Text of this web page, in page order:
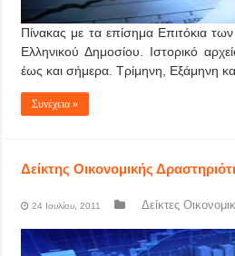
Πίνακας με τα επίσημα Επιτόκια
Ελληνικού Δημοσίου. Ιστορικό
έως και σήμερα. Τρίμηνη, Εξάμηνη
Συνέχεια »
Δείκτης Οικονομικής
24 Ιουλίου, 2011 Δείκτες